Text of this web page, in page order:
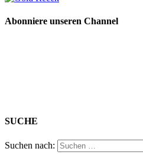
Abonniere unseren Channel
SUCHE
Suchen nach: